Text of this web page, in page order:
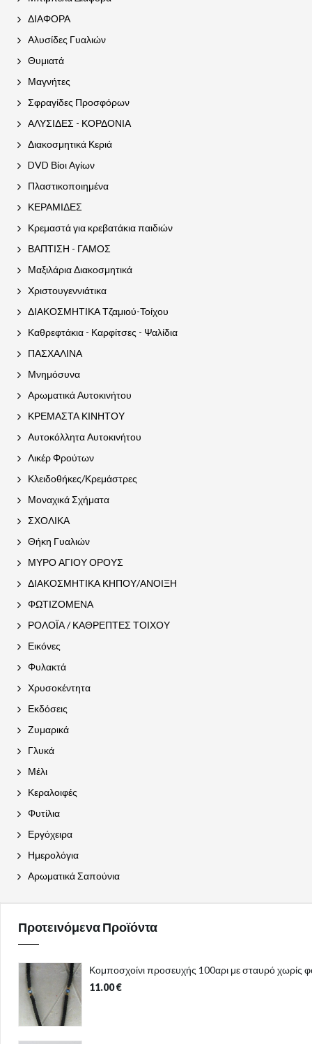
ΔΙΑΦΟΡΑ
Αλυσίδες Γυαλιών
Θυμιατά
Μαγνήτες
Σφραγίδες Προσφόρων
ΑΛΥΣΙΔΕΣ - ΚΟΡΔΟΝΙΑ
Διακοσμητικά Κεριά
DVD Βίοι Αγίων
Πλαστικοποιημένα
ΚΕΡΑΜΙΔΕΣ
Κρεμαστά για κρεβατάκια παιδιών
ΒΑΠΤΙΣΗ - ΓΑΜΟΣ
Μαξιλάρια Διακοσμητικά
Χριστουγεννιάτικα
ΔΙΑΚΟΣΜΗΤΙΚΑ Τζαμιού-Τοίχου
Καθρεφτάκια - Καρφίτσες - Ψαλίδια
ΠΑΣΧΑΛΙΝΑ
Μνημόσυνα
Αρωματικά Αυτοκινήτου
ΚΡΕΜΑΣΤΑ ΚΙΝΗΤΟΥ
Αυτοκόλλητα Αυτοκινήτου
Λικέρ Φρούτων
Κλειδοθήκες/Κρεμάστρες
Μοναχικά Σχήματα
ΣΧΟΛΙΚΑ
Θήκη Γυαλιών
ΜΥΡΟ ΑΓΙΟΥ ΟΡΟΥΣ
ΔΙΑΚΟΣΜΗΤΙΚΑ ΚΗΠΟΥ/ΑΝΟΙΞΗ
ΦΩΤΙΖΟΜΕΝΑ
ΡΟΛΟΪΑ / ΚΑΘΡΕΠΤΕΣ ΤΟΙΧΟΥ
Εικόνες
Φυλακτά
Χρυσοκέντητα
Εκδόσεις
Ζυμαρικά
Γλυκά
Μέλι
Κεραλοιφές
Φυτίλια
Εργόχειρα
Ημερολόγια
Αρωματικά Σαπούνια
Προτεινόμενα Προϊόντα
Κομποσχοίνι προσευχής 100αρι με σταυρό χωρίς
11.00€